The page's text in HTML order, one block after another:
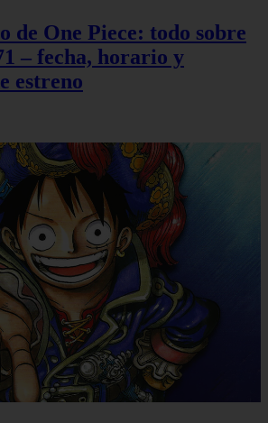
de One Piece: todo sobre
– fecha, horario y
estreno